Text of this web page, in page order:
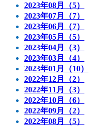
2023年08月（5）
2023年07月（7）
2023年06月（7）
2023年05月（5）
2023年04月（3）
2023年03月（4）
2023年01月（10）
2022年12月（2）
2022年11月（3）
2022年10月（6）
2022年09月（2）
2022年08月（5）